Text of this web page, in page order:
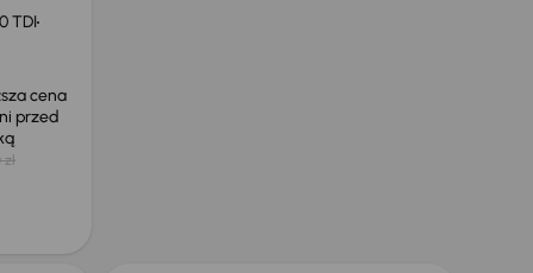
TDI
cena
przed